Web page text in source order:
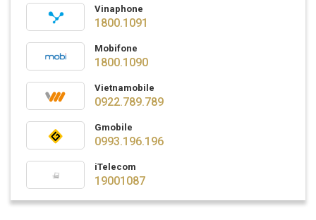
Vinaphone
1800.1091
Mobifone
1800.1090
Vietnamobile
0922.789.789
Gmobile
0993.196.196
iTelecom
19001087